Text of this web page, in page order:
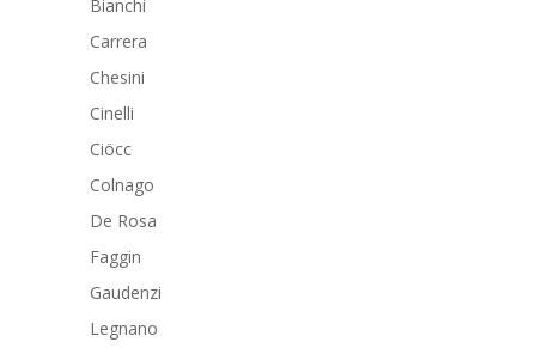
Bianchi
Carrera
Chesini
Cinelli
Ciöcc
Colnago
De Rosa
Faggin
Gaudenzi
Legnano